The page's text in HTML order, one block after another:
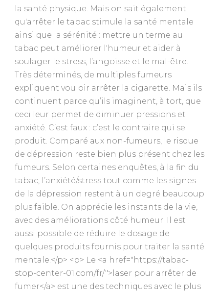
la santé physique. Mais on sait également
qu'arrêter le tabac stimule la santé mentale
ainsi que la sérénité : mettre un terme au
tabac peut améliorer l'humeur et aider à
soulager le stress, l’angoisse et le mal-être.
Très déterminés, de multiples fumeurs
expliquent vouloir arrêter la cigarette. Mais ils
continuent parce qu’ils imaginent, à tort, que
ceci leur permet de diminuer pressions et
anxiété. C’est faux : c’est le contraire qui se
produit. Comparé aux non-fumeurs, le risque
de dépression reste bien plus présent chez les
fumeurs. Selon certaines enquêtes, à la fin du
tabac, l’anxiété/stress tout comme les signes
de la dépression restent à un degré beaucoup
plus faible. On apprécie les instants de la vie,
avec des améliorations côté humeur. Il est
aussi possible de réduire le dosage de
quelques produits fournis pour traiter la santé
mentale.</p> <p> Le <a href="https://tabac-
stop-center-01.com/fr/">laser pour arrêter de
fumer</a> est une des techniques avec le plus